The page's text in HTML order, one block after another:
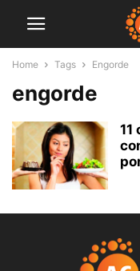
Home Tags Engorde
engorde
11